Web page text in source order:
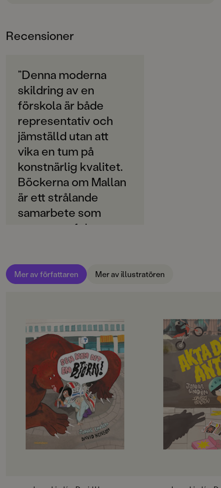
"Mallan - den tråkigaste dagen är en riktigt fin debut
som passar utmärkt för 3-5-åringar. Helhetsbetyg: 4."
"Jonas Lindéns text i kombination med Mia Nilssons
bilder bjuder på hög igenkänning för både barn och
föräldrar."
Nerikes Allehanda
3-6
Svenska
SPRÅK
Svenska
PUBLICERINGSDATUM
2016-09-23
Produktion
Produktdetaljer
ISBN
Recensioner
”Denna moderna
skildring av en
förskola är både
representativ och
jämställd utan att
vika en tum på
konstnärlig kvalitet.
Böckerna om Mallan
är ett strålande
samarbete som
passar perfekt att
Mer av författaren Mer av illustratören
OM BOKEN
Jempa och jag är väl som bästisar
typ. Hennes mamma bor på
Hawaii, och så har hon massor av
häftiga saker. Radiostyrda bilar och
lasersvärd och en egen häst!
Men det passar aldrig att jag får se
alla häftiga saker.
– Det går inte nu, för vi har precis
städat, säger Jempa. Och hästen är
på landet.
Jempa är också helt grym på idéer.
En dag kommer hon på att vi ska
gömma oss, och sen ska vi åka buss!
OM BOKEN
”Ett vardagligt
drama” DN
När Ante går till
han försiktigt. Och
pappa hårt i
aldrig, säger
sig för punkare,
influensa. Ja,
akta sig för det
bananer och små
Ante hälsa på hos
på landet. Där
farliga djur, så det